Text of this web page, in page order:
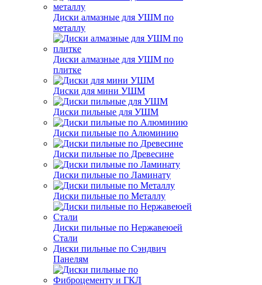
Диски алмазные для УШМ по
металлу
Диски алмазные для УШМ по
плитке
Диски для мини УШМ
Диски пильные для УШМ
Диски пильные по Алюминию
Диски пильные по Древесине
Диски пильные по Ламинату
Диски пильные по Металлу
Диски пильные по Нержавеюей
Стали
Диски пильные по Сэндвич
Панелям